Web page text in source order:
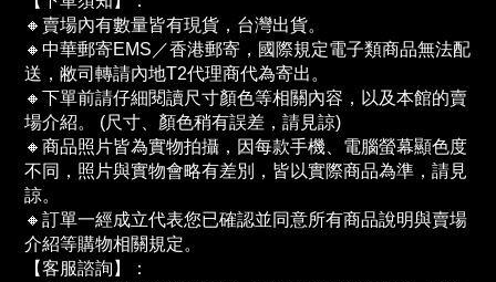
🔸賣場內有數量皆有現貨，台灣出貨。
🔸中華郵寄EMS／香港郵寄，國際規定電子類商品無法配
送，敝司轉請內地T2代理商代為寄出。
🔸下單前請仔細閱讀尺寸顏色等相關內容，以及本館的賣
場介紹。 (尺寸、顏色稍有誤差，請見諒)
🔸商品照片皆為實物拍攝，因每款手機、電腦螢幕顯色度
不同，照片與實物會略有差別，皆以實際商品為準，請見
諒。
🔸訂單一經成立代表您已確認並同意所有商品說明與賣場
介紹等購物相關規定。
【客服諮詢】：